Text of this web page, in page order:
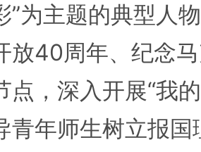
”为主题的典型人
放40周年、纪念
点，深入开展“我
青年师生树立报